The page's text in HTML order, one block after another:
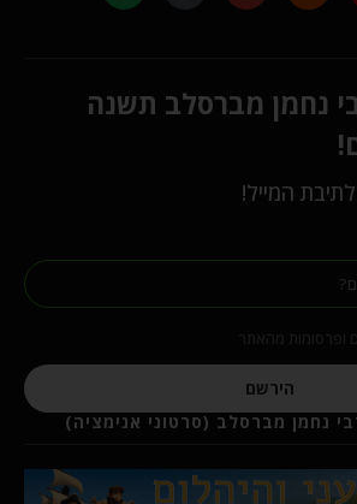
נחמן מברסלב תשנה
המייל!
הירשם
נחמן מברסלב (סרטוני אנימציה)